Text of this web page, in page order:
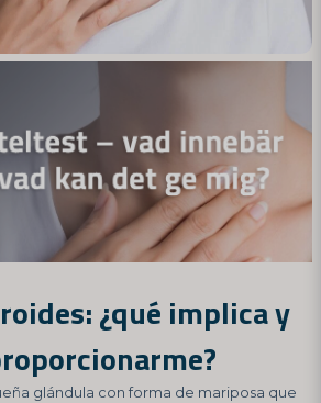
¿qué implica y
glándula con forma de mariposa que